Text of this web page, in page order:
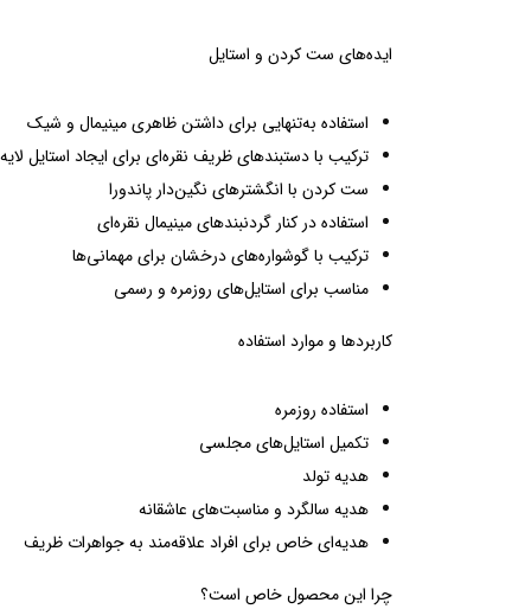
ایده‌های ست کردن و استایل
استفاده به‌تنهایی برای داشتن ظاهری مینیمال و شیک
ترکیب با دستبندهای ظریف نقره‌ای برای ایجاد استایل
ست کردن با انگشترهای نگین‌دار پاندورا
استفاده در کنار گردنبندهای مینیمال نقره‌ای
ترکیب با گوشواره‌های درخشان برای مهمانی‌ها
مناسب برای استایل‌های روزمره و رسمی
کاربردها و موارد استفاده
استفاده روزمره
تکمیل استایل‌های مجلسی
هدیه تولد
هدیه سالگرد و مناسبت‌های عاشقانه
هدیه‌ای خاص برای افراد علاقه‌مند به جواهرات ظریف
چرا این محصول خاص است؟